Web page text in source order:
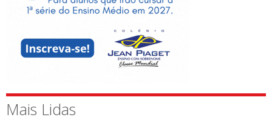
Mais Lidas